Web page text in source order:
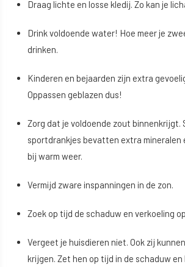
Draag lichte en losse kledij. Zo kan je
Drink voldoende water! Hoe meer je
drinken.
Kinderen en bejaarden zijn extra
Oppassen geblazen dus!
Zorg dat je voldoende zout binnenkrijgt.
sportdrankjes bevatten extra mineralen
bij warm weer.
Vermijd zware inspanningen in de zon.
Zoek op tijd de schaduw en verkoeling
Vergeet je huisdieren niet. Ook zij
krijgen. Zet hen op tijd in de schaduw